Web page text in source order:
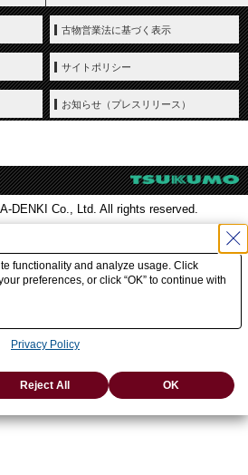
古物営業法に基づく表示
サイトポリシー
お知らせ（プレスリリース）
DENKI Co., Ltd. All rights reserved.
functionality and analyze usage. Click
preferences, or click “OK” to continue with
Privacy Policy
Reject All OK